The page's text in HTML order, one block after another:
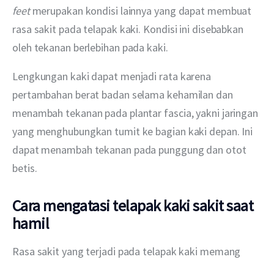
feet merupakan kondisi lainnya yang dapat membuat
rasa sakit pada telapak kaki. Kondisi ini disebabkan
oleh tekanan berlebihan pada kaki.
Lengkungan kaki dapat menjadi rata karena
pertambahan berat badan selama kehamilan dan
menambah tekanan pada plantar fascia, yakni jaringan
yang menghubungkan tumit ke bagian kaki depan. Ini
dapat menambah tekanan pada punggung dan otot
betis.
Cara mengatasi telapak kaki sakit saat
hamil
Rasa sakit yang terjadi pada telapak kaki memang